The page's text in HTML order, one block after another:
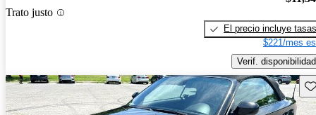
Trato justo
El precio incluye tasas
$221/mes
Verif. disponibilidad